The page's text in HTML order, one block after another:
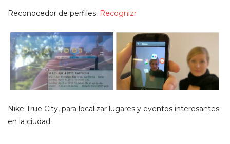
Reconocedor de perfiles: Recognizr
Nike True City, para localizar lugares y eventos interesantes
en la ciudad: